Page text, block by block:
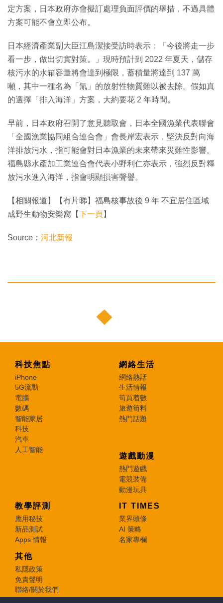
定方案，日本政府亦會擬訂處理負面評價的舉措，不過具體
方案可能不會立即公布。
日本經濟產業副大臣江島潔接受訪時表示：「今後將走一步
看一步，做出切實對策。」現時預計到 2022 年夏天，儲存
核污水的水箱容量將會達到極限，蓄積量將達到 137 萬
噸，其中一種名為「氚」的放射性物質難以被去除。假如真
的選擇「排入海洋」方案，大約要花 2 年時間。
早前，日本政府召開了意見聽取會，日本全國漁業代表聯會
「全國漁業協同組合連合會」會長岸宏表示，堅決反對向海
洋排放污水，指可能會對日本漁業的未來帶來災難性影響。
福島縣水產加工業連合會代表小野利仁亦表示，強烈反對釋
放污水進入海洋，指會明顯損害聲譽。
【相關報道】【有片睇】福島核事故後 9 年 不宜居住區域
成野生動物安樂窩【下一頁】
Source： 河北新報
科技焦點
iPhone
5G流動
電腦
數碼
智能家居
科技
汽車
人工智能
網絡生活
網絡熱話
生活情報
筍買着數
旅遊筍料
熱門話題
遊戲動漫
熱門遊戲
電競裝備
動漫玩具
教學評測
應用秘技
新品測試
Apps 情報
IT TIMES
業界頭條
AI 策略
名家專欄
其他
私隱政策
免責聲明
聯絡/關於我們